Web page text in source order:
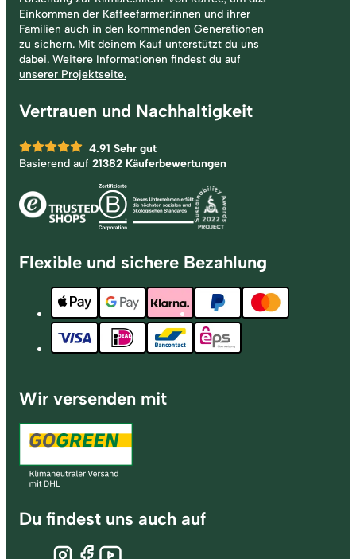
Einkommen der Kaffeefarmer:innen und ihrer
Familien auch in den kommenden Generationen
zu sichern. Mit deinem Kauf unterstützt du uns
dabei. Weitere Informationen findest du auf
unserer Projektseite.
Vertrauen und Nachhaltigkeit
4.91 Sehr gut
Basierend auf 21382 Käuferbewertungen
Flexible und sichere Bezahlung
Wir versenden mit
Du findest uns auch auf